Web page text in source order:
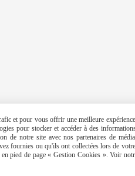
et pour vous offrir une meilleure
pour stocker et accéder à des
de notre site avec nos partenaires de
fournies ou qu'ils ont collectées lors de
pied de page « Gestion Cookies ». Voir